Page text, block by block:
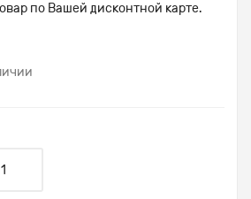
по Вашей дисконтной карте.